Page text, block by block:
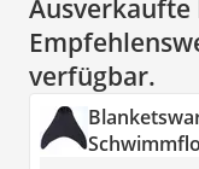
Ausverkaufte
verfügbar.